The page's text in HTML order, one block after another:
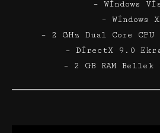
– Windows
– Windows
– 2 GHz Dual Core
– DirectX 9.0
– 2 GB RAM